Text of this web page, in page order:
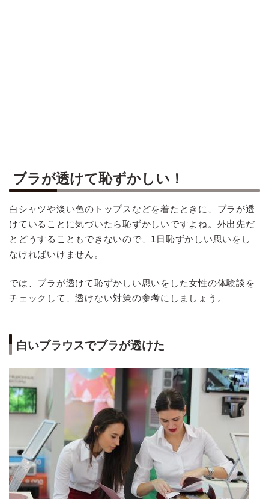
ブラが透けて恥ずかしい！
白シャツや淡い色のトップスなどを着たときに、ブラが透
けていることに気づいたら恥ずかしいですよね。外出先だ
とどうすることもできないので、1日恥ずかしい思いをし
なければいけません。
では、ブラが透けて恥ずかしい思いをした女性の体験談を
チェックして、透けない対策の参考にしましょう。
白いブラウスでブラが透けた